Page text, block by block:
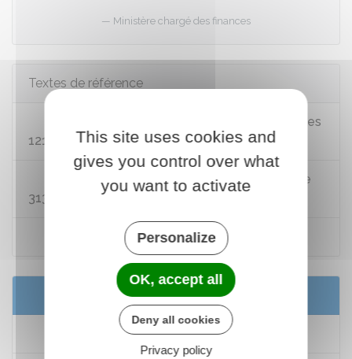
Ministère chargé des finances
Textes de référence
Code général des impôts - Annexe 4 : articles
121 KM à 121 KM ter
Code général des impôts, annexe 3 - Article
313 BA
Code général des impôts : article 900
Services en ligne et formulaires
Achat en ligne du timbre fiscal - Passeport
This site uses cookies and
gives you control over what
you want to activate
Personalize
OK, accept all
Deny all cookies
Privacy policy